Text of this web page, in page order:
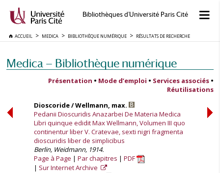
Bibliothèques d'Université Paris Cité
ACCUEIL MEDICA BIBLIOTHÈQUE NUMÉRIQUE RÉSULTATS DE RECHERCHE
Medica — Bibliothèque numérique
Présentation • Mode d’emploi • Services associés •
Réutilisations
Dioscoride / Wellmann, max.
Pedanii Dioscuridis Anazarbei De Materia Medica
Libri quinque edidit Max Wellmann, Volumen III quo
continentur liber V. Cratevae, sexti nigri fragmenta
dioscuridis liber de simplicibus
Berlin, Weidmann, 1914.
Page à Page
Par chapitres
PDF
Sur Internet Archive